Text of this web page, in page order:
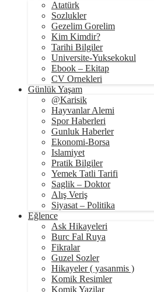
Atatürk
Sozlukler
Gezelim Gorelim
Kim Kimdir?
Tarihi Bilgiler
Universite-Yuksekokul
Ebook – Ekitap
CV Ornekleri
Günlük Yaşam
@Karisik
Hayvanlar Alemi
Spor Haberleri
Gunluk Haberler
Ekonomi-Borsa
Islamiyet
Pratik Bilgiler
Yemek Tatli Tarifi
Saglik – Doktor
Alış Veriş
Siyasat – Politika
Eğlence
Ask Hikayeleri
Burc Fal Ruya
Fikralar
Guzel Sozler
Hikayeler ( yasanmis )
Komik Resimler
Komik Yazilar